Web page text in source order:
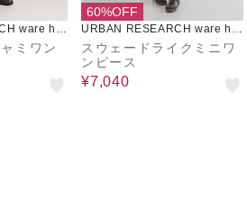
ware ho
ミワン
60%OFF
URBAN RESEARCH ware ho
use
スウェードライクミニワ
ンピース
¥7,040